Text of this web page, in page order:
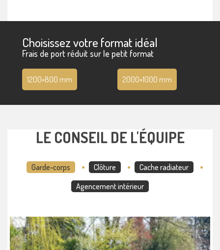
Choisissez votre format idéal
Frais de port réduit sur le petit format
1200×800 mm 2000×1000 mm
LE CONSEIL DE L'ÉQUIPE
Garde-corps Clôture
Cache radiateur
Agencement intérieur